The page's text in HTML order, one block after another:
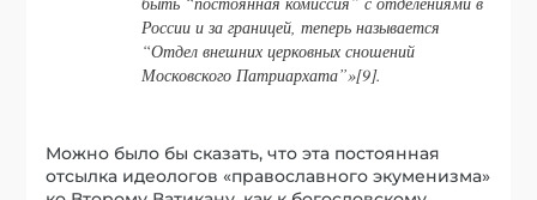
России и за границей, теперь называется
“Отдел внешних церковных сношений
Московского Патриархата”»[9].
Можно было бы сказать, что эта постоянная
отсылка идеологов «православного экуменизма»